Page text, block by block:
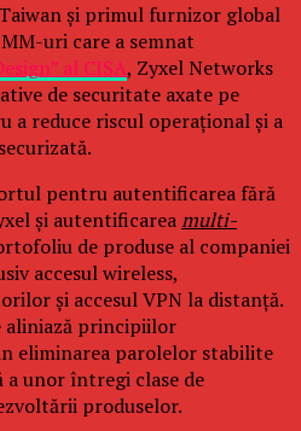
și primul furnizor global
uri care a semnat
al CISA, Zyxel Networks
de securitate axate pe
reduce riscul operațional și a
pentru autentificarea fără
și autentificareamulti-
de produse al companiei
accesul wireless,
și accesul VPN la distanță.
aliniază principiilor
eliminarea parolelor stabilite
unor întregi clase de
produselor.